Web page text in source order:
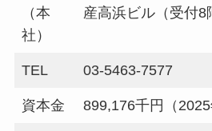
（本
社）
産高浜ビル（受付8
TEL 03-5463-7577
資本金 899,176千円（2025